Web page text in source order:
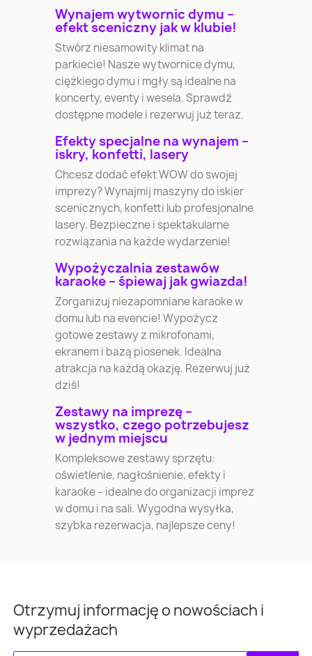
Wynajem wytwornic dymu –
efekt sceniczny jak w klubie!
Stwórz niesamowity klimat na
parkiecie! Nasze wytwornice dymu,
ciężkiego dymu i mgły są idealne na
koncerty, eventy i wesela. Sprawdź
dostępne modele i rezerwuj już teraz.
Efekty specjalne na wynajem –
iskry, konfetti, lasery
Chcesz dodać efekt WOW do swojej
imprezy? Wynajmij maszyny do iskier
scenicznych, konfetti lub profesjonalne
lasery. Bezpieczne i spektakularne
rozwiązania na każde wydarzenie!
Wypożyczalnia zestawów
karaoke – śpiewaj jak gwiazda!
Zorganizuj niezapomniane karaoke w
domu lub na evencie! Wypożycz
gotowe zestawy z mikrofonami,
ekranem i bazą piosenek. Idealna
atrakcja na każdą okazję. Rezerwuj już
dziś!
Zestawy na imprezę –
wszystko, czego potrzebujesz
w jednym miejscu
Kompleksowe zestawy sprzętu:
oświetlenie, nagłośnienie, efekty i
karaoke – idealne do organizacji imprez
w domu i na sali. Wygodna wysyłka,
szybka rezerwacja, najlepsze ceny!
Otrzymuj informację o nowościach i
wyprzedażach